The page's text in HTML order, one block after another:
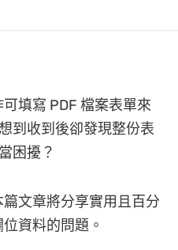
填寫 PDF 檔案表單來
到收到後卻發現整份表
困擾？
文章將分享實用且百分
資料的問題。